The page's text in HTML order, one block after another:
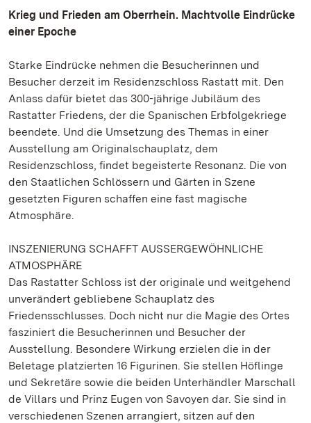
Krieg und Frieden am Oberrhein. Machtvolle Eindrücke
einer Epoche
Starke Eindrücke nehmen die Besucherinnen und
Besucher derzeit im Residenzschloss Rastatt mit. Den
Anlass dafür bietet das 300-jährige Jubiläum des
Rastatter Friedens, der die Spanischen Erbfolgekriege
beendete. Und die Umsetzung des Themas in einer
Ausstellung am Originalschauplatz, dem
Residenzschloss, findet begeisterte Resonanz. Die von
den Staatlichen Schlössern und Gärten in Szene
gesetzten Figuren schaffen eine fast magische
Atmosphäre.
INSZENIERUNG SCHAFFT AUSSERGEWÖHNLICHE
ATMOSPHÄRE
Das Rastatter Schloss ist der originale und weitgehend
unverändert gebliebene Schauplatz des
Friedensschlusses. Doch nicht nur die Magie des Ortes
fasziniert die Besucherinnen und Besucher der
Ausstellung. Besondere Wirkung erzielen die in der
Beletage platzierten 16 Figurinen. Sie stellen Höflinge
und Sekretäre sowie die beiden Unterhändler Marschall
de Villars und Prinz Eugen von Savoyen dar. Sie sind in
verschiedenen Szenen arrangiert, sitzen auf den